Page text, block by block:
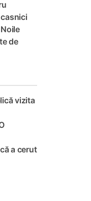
de
vizita
a cerut